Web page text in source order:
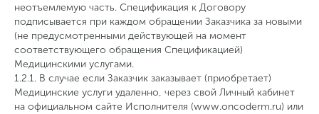
неотъемлемую часть. Спецификация к Договору
подписывается при каждом обращении Заказчика за новыми
(не предусмотренными действующей на момент
соответствующего обращения Спецификацией)
Медицинскими услугами.
1.2.1. В случае если Заказчик заказывает (приобретает)
Медицинские услуги удаленно, через свой Личный кабинет
на официальном сайте Исполнителя (www.oncoderm.ru) или